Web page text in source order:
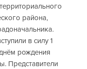
района,
в силу 1
рождения
Представители